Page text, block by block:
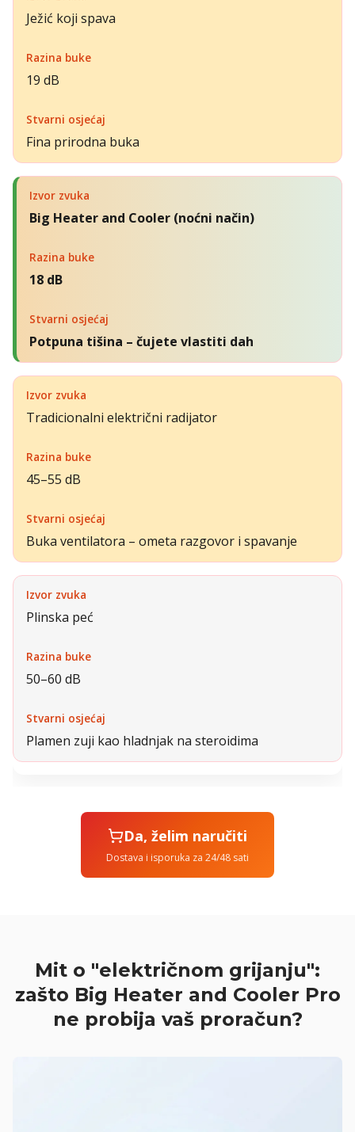
Ježić koji spava
19 dB
Fina prirodna buka
Big Heater and Cooler (noćni način)
18 dB
Potpuna tišina – čujete vlastiti dah
Tradicionalni električni radijator
45–55 dB
Buka ventilatora – ometa razgovor i spavanje
Plinska peć
50–60 dB
Plamen zuji kao hladnjak na steroidima
Da, želim naručiti
Dostava i isporuka za 24/48 sati
Mit o "električnom grijanju":
zašto Big Heater and Cooler Pro
ne probija vaš proračun?